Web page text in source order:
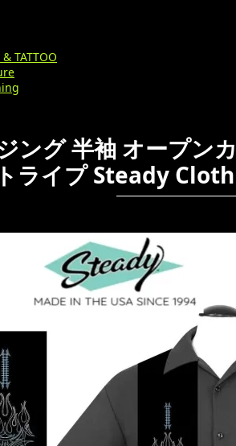
TATTOO
ング 半袖 オープン
ライプ Steady